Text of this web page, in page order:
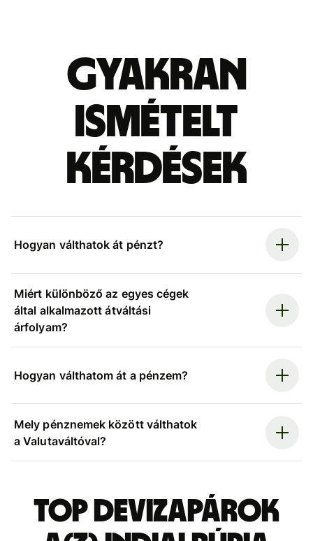
Gyakran
ismételt
kérdések
Hogyan válthatok át pénzt?
Miért különböző az egyes cégek
által alkalmazott átváltási
árfolyam?
Hogyan válthatom át a pénzem?
Mely pénznemek között válthatok
a Valutaváltóval?
Top devizapárok